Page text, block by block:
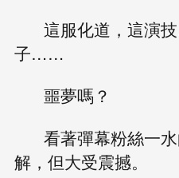
這服化道，這演
子……
噩夢嗎？
看著彈幕粉絲一
解，但大受震撼。